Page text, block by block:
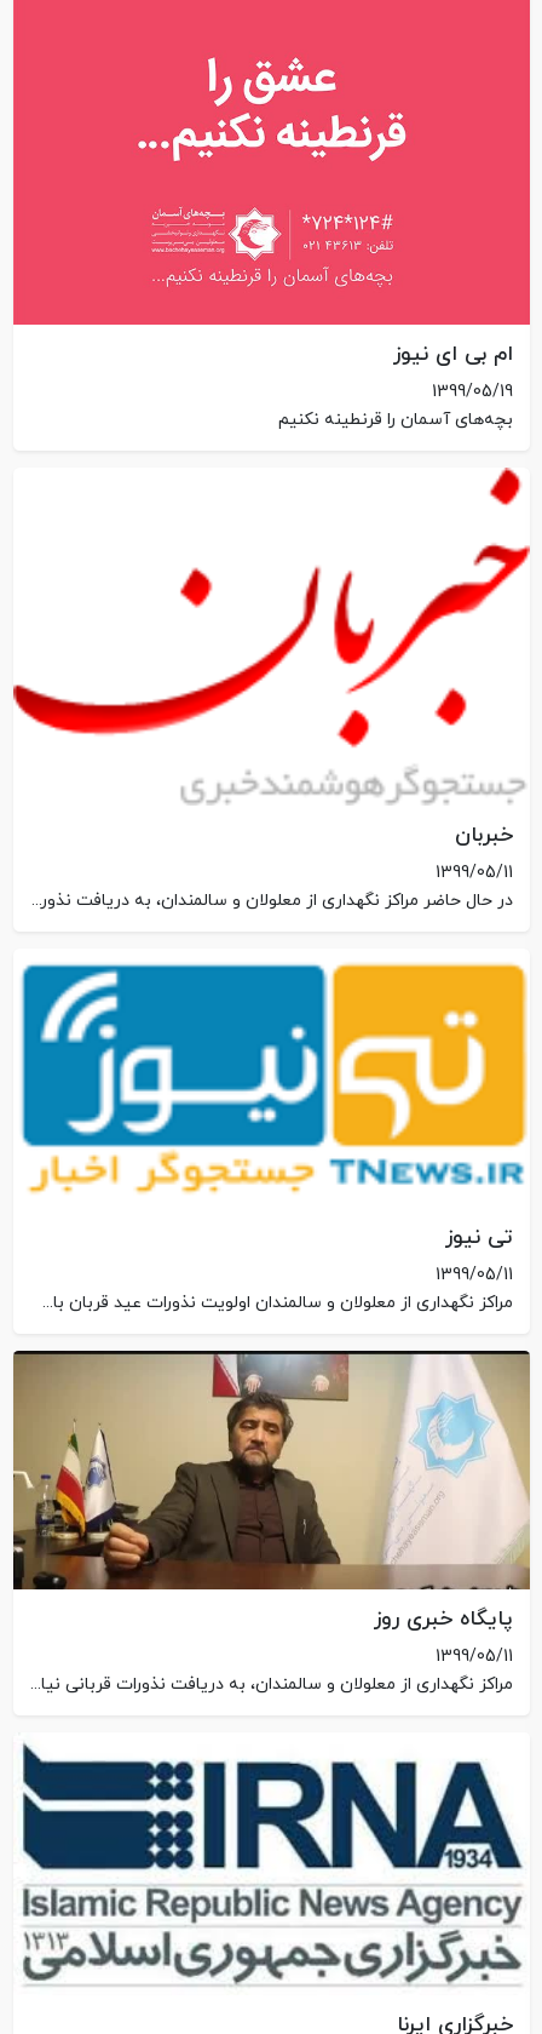
ام بی ای نیوز
1399/05/19
بچه‌های آسمان را قرنطینه نکنیم
خبربان
1399/05/11
در حال حاضر مراکز نگهداری از معلولان و سالمندان، به دریافت نذورات قربانی نیاز بیشتری دارند
تی نیوز
1399/05/11
مراکز نگهداری از معلولان و سالمندان اولویت نذورات عید قربان باشند
پایگاه خبری روز
1399/05/11
مراکز نگهداری از معلولان و سالمندان، به دریافت نذورات قربانی نیاز بیشتری دارند
خبرگزاری ایرنا